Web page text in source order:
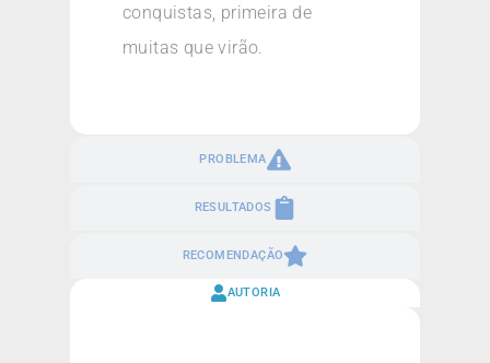
PROBLEMA
RESULTADOS
RECOMENDAÇÃO
conquistas, primeira de
muitas que virão.
AUTORIA